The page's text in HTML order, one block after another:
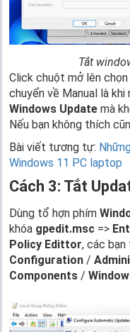
Tắt
Click chuột mở lên chọn
chuyển về Manual là
Windows Update mà
Nếu bạn không thích
Bài viết tương tự:
Windows 11 PC laptop
Cách 3: Tắt
Dùng tổ hợn phím
khóa gpedit.msc =>
Policy Edittor, các
Configuration /
Components /